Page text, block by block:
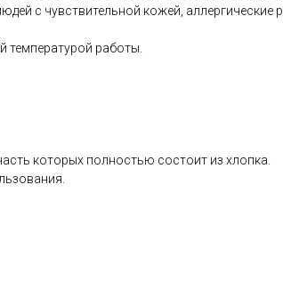
с чувствительной кожей, аллергические
работы.
которых полностью состоит из хлопка.